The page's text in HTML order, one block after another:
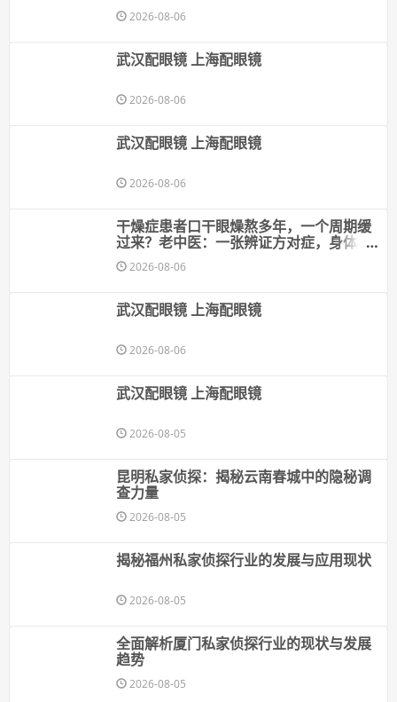
2026-08-06
武汉配眼镜 上海配眼镜
2026-08-06
武汉配眼镜 上海配眼镜
2026-08-06
干燥症患者口干眼燥熬多年，一个周期缓
过来？老中医：一张辨证方对症，身体找
回津液
2026-08-06
武汉配眼镜 上海配眼镜
2026-08-06
武汉配眼镜 上海配眼镜
2026-08-05
昆明私家侦探：揭秘云南春城中的隐秘调
查力量
2026-08-05
揭秘福州私家侦探行业的发展与应用现状
2026-08-05
全面解析厦门私家侦探行业的现状与发展
趋势
2026-08-05